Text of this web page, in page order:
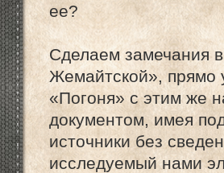
ее?
Сделаем замечания
Жемайтской», прямо
«Погоня» с этим же
документом, имея
источники без
исследуемый нами